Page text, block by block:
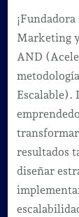
Marketing
AND
Escalable).
transformar
resultados
diseñar